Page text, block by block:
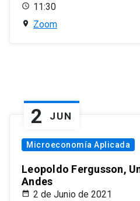
11:30
Zoom
2 JUN
Microeconomía Aplicada
Leopoldo Fergusson,
Andes
2 de Junio de 2021